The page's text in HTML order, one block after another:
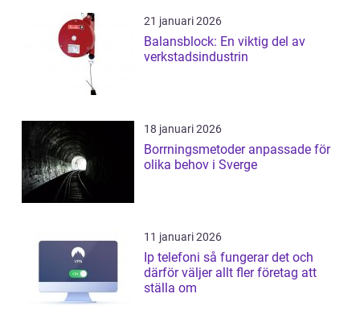
21 januari 2026
Balansblock: En viktig del av
verkstadsindustrin
18 januari 2026
Borrningsmetoder anpassade för
olika behov i Sverge
11 januari 2026
Ip telefoni så fungerar det och
därför väljer allt fler företag att
ställa om